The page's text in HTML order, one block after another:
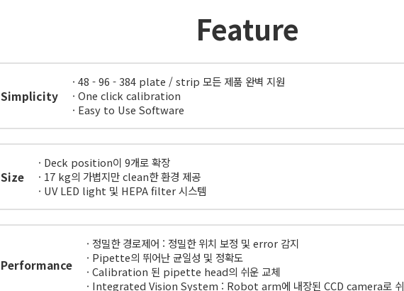
Feature
Simplicity
· 48 - 96 - 384 plate / strip 모든 제품 완벽 지원
· One click calibration
· Easy to Use Software
Size
· Deck position이 9개로 확장
· 17 kg의 가볍지만 clean한 환경 제공
· UV LED light 및 HEPA filter 시스템
Performance
· 정밀한 경로제어 : 정밀한 위치 보정 및 error 감지
· Pipette의 뛰어난 균일성 및 정확도
· Calibration 된 pipette head의 쉬운 교체
· Integrated Vision System : Robot arm에 내장된 CCD camera로